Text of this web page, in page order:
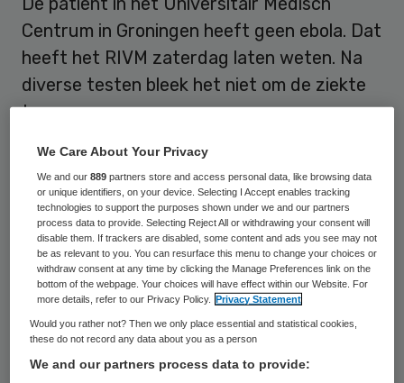
Centrum in Groningen heeft geen ebola. Dat
heeft het RIVM zaterdag laten weten. Na
diverse testen bleek het niet om de ziekte
te gaan.
“Bij de patiëntdie in het Universitair
Medisch Centrum Groningen is beoordeeld,
is geen ebola vastgesteld. Dit is bevestigd
door de uitslag van de specifieke
laboratoriumtest voor ebola. De
isolatiemaatregelen in het ziekenhuis die
gelden bij verdenking op ebola zijn
opgeheven”, aldus het RIVM.
We Care About Your Privacy
We and our889 partners store and access personal data, like browsing data
or unique identifiers, on your device. Selecting I Accept enables tracking
technologies to support the purposes shown under we and our partners
process data to provide. Selecting Reject All or withdrawing your consent will
disable them. If trackers are disabled, some content and ads you see may not
be as relevant to you. You can resurface this menu to change your choices or
withdraw consent at any time by clicking the Manage Preferences link on the
bottom of the webpage. Your choices will have effect within our Website. For
more details, refer to our Privacy Policy.
Privacy Statement
Would you rather not? Then we only place essential and statistical cookies,
these do not record any data about you as a person
We and our partners process data to provide: